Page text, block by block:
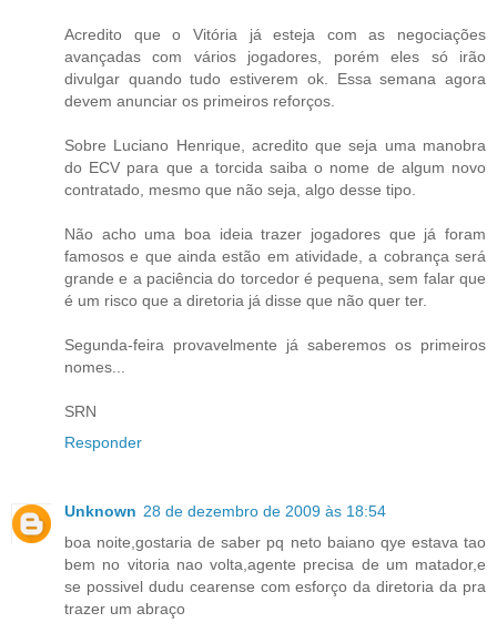
Acredito que o Vitória já esteja com as negociações
avançadas com vários jogadores, porém eles só irão
divulgar quando tudo estiverem ok. Essa semana agora
devem anunciar os primeiros reforços.
Sobre Luciano Henrique, acredito que seja uma manobra
do ECV para que a torcida saiba o nome de algum novo
contratado, mesmo que não seja, algo desse tipo.
Não acho uma boa ideia trazer jogadores que já foram
famosos e que ainda estão em atividade, a cobrança será
grande e a paciência do torcedor é pequena, sem falar que
é um risco que a diretoria já disse que não quer ter.
Segunda-feira provavelmente já saberemos os primeiros
nomes...
SRN
Responder
Unknown 28 de dezembro de 2009 às 18:54
boa noite,gostaria de saber pq neto baiano qye estava tao
bem no vitoria nao volta,agente precisa de um matador,e
se possivel dudu cearense com esforço da diretoria da pra
trazer um abraço